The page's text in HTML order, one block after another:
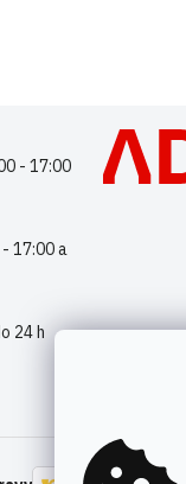
- 17:00
17:00 a
24 h